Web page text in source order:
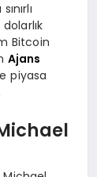
Bitcoin
Ajans
piyasa